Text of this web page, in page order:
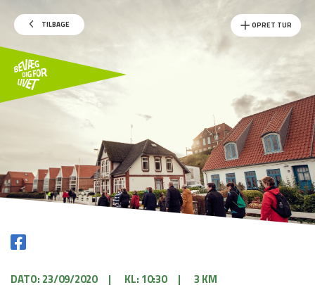
TILBAGE OPRET TUR
DATO: 23/09/2020 | KL: 10:30 | 3 KM